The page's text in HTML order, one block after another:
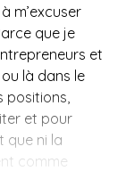
m’excuser
que je
et
là dans le
et pour
que ni la
comme